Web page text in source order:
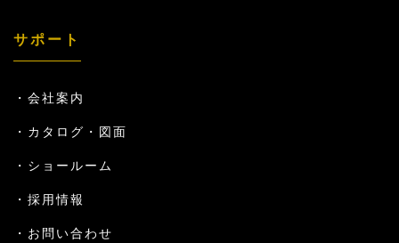
サポート
会社案内
カタログ・図面
ショールーム
採用情報
お問い合わせ